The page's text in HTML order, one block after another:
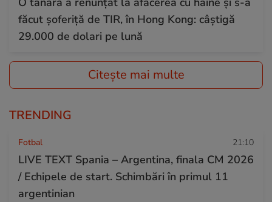
făcut șoferiță de TIR, în Hong Kong: câștigă
29.000 de dolari pe lună
Citește mai multe
TRENDING
Fotbal 21:10
LIVE TEXT Spania – Argentina, finala CM 2026
/ Echipele de start. Schimbări în primul 11
argentinian